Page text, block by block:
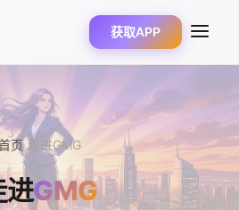
获取APP
页/走进GMG
进GMG